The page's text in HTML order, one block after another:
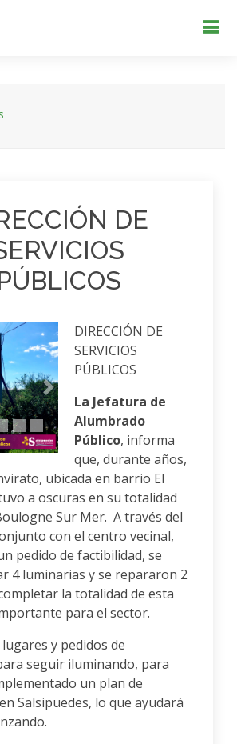
DE
Siguiente
DIRECCIÓN DE
SERVICIOS
PÚBLICOS
La Jefatura de
Alumbrado
Público, informa
que, durante años,
ubicada en barrio El
a oscuras en su totalidad
Sur Mer. A través del
con el centro vecinal,
pedido de factibilidad, se
4 luminarias y se repararon 2
la totalidad de esta
para el sector.
y pedidos de
seguir iluminando, para
un plan de
Salsipuedes, lo que ayudará